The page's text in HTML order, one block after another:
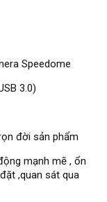
Speedome
3.0)
đời sản phẩm
mạnh mẽ , ổn
,quan sát qua